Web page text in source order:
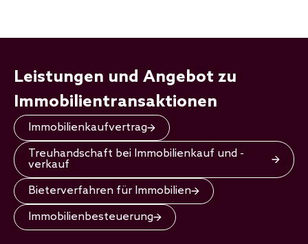
Leistungen und Angebot zu
Immobilientransaktionen
Immobilienkaufvertrag
Treuhandschaft bei Immobilienkauf und -
verkauf
Bieterverfahren für Immobilien
Immobilienbesteuerung